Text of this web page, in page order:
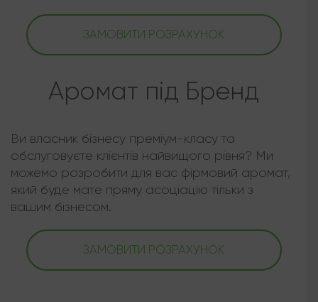
ЗАМОВИТИ РОЗРАХУНОК
Аромат під Бренд
Ви власник бізнесу преміум-класу та
обслуговуєте клієнтів найвищого рівня? Ми
можемо розробити для вас фірмовий аромат,
який буде мате пряму асоціацію тільки з
вашим бізнесом.
ЗАМОВИТИ РОЗРАХУНОК